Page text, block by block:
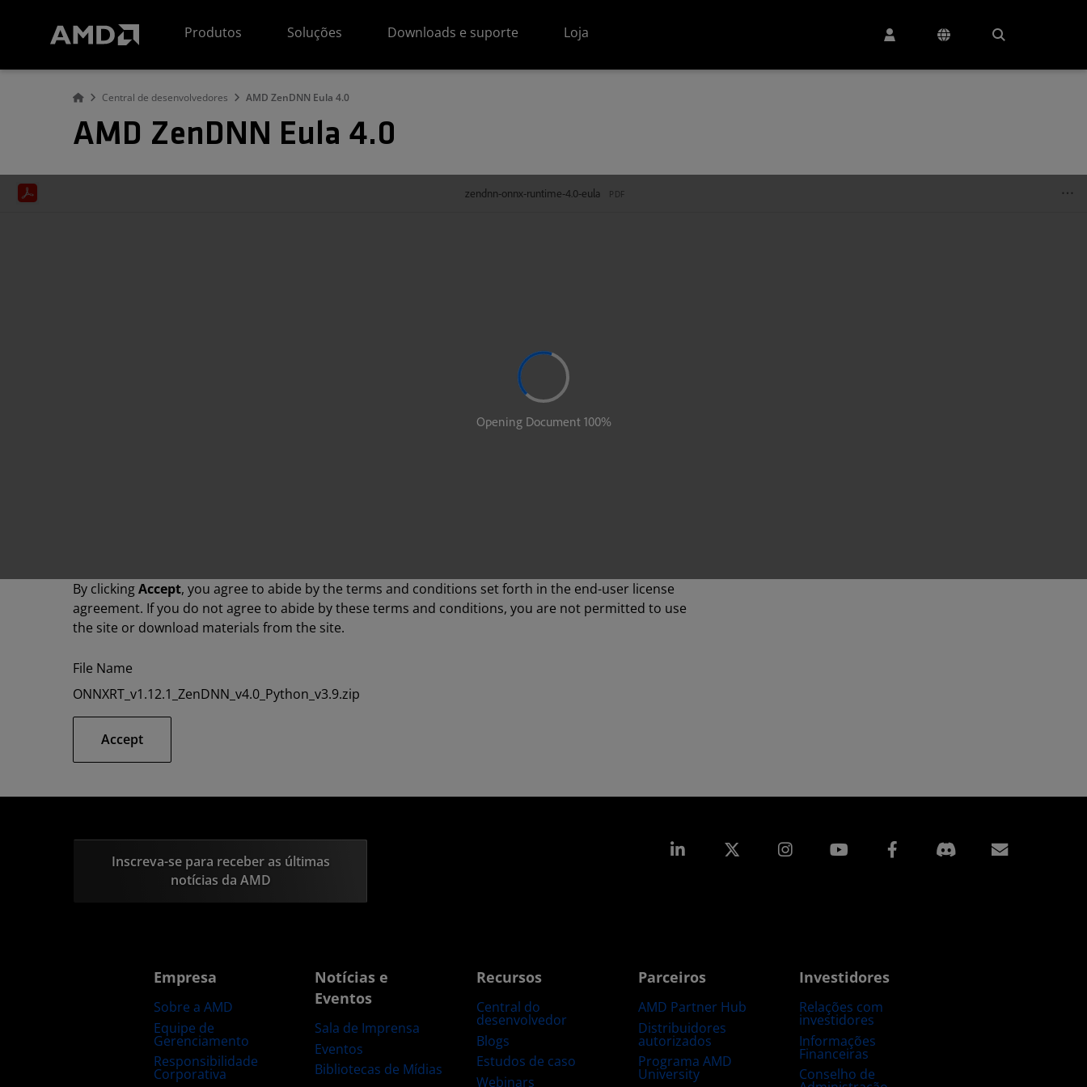
Produtos
Soluções Downloads e suporte Loja
Central de desenvolvedores AMD ZenDNN Eula 4.0
AMD ZenDNN Eula 4.0
By clickingAccept, you agree to abide by the terms and conditions set forth in the end-user license
agreement. If you do not agree to abide by these terms and conditions, you are not permitted to use
the site or download materials from the site.
File Name
ONNXRT_v1.12.1_ZenDNN_v4.0_Python_v3.9.zip
Accept
Inscreva-se para receber as últimas
notícias da AMD
Linkedin Instagram Facebook
Empresa
Sobre a AMD
Equipe de
Gerenciamento
Responsibilidade
Corporativa
Notícias e
Eventos
Sala de Imprensa
Eventos
Bibliotecas de Mídias
Recursos
Central do
desenvolvedor
Blogs
Estudos de caso
Webinars
Parceiros
AMD Partner Hub
Distribuidores
autorizados
Programa AMD
University
Investidores
Relações com
investidores
Informações
Financeiras
Conselho de